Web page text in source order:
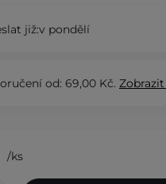
již:v pondělí
od: 69,00 Kč. Zobrazit
/ks